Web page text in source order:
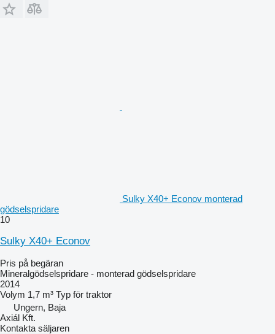
Sulky X40+ Econov monterad
gödselspridare
10
Sulky X40+ Econov
Pris på begäran
Mineralgödselspridare - monterad gödselspridare
2014
Volym 1,7 m³ Typ för traktor
Ungern, Baja
Axiál Kft.
Kontakta säljaren